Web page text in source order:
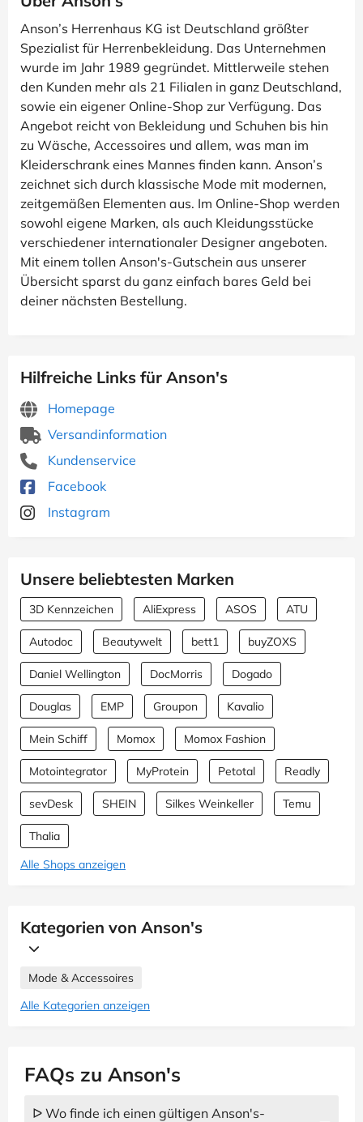
Anson’s Herrenhaus KG ist Deutschland größter
Spezialist für Herrenbekleidung. Das Unternehmen
wurde im Jahr 1989 gegründet. Mittlerweile stehen
den Kunden mehr als 21 Filialen in ganz Deutschland,
sowie ein eigener Online-Shop zur Verfügung. Das
Angebot reicht von Bekleidung und Schuhen bis hin
zu Wäsche, Accessoires und allem, was man im
Kleiderschrank eines Mannes finden kann. Anson’s
zeichnet sich durch klassische Mode mit modernen,
zeitgemäßen Elementen aus. Im Online-Shop werden
sowohl eigene Marken, als auch Kleidungsstücke
verschiedener internationaler Designer angeboten.
Mit einem tollen Anson's-Gutschein aus unserer
Übersicht sparst du ganz einfach bares Geld bei
deiner nächsten Bestellung.
Hilfreiche Links für Anson's
Homepage
Versandinformation
Kundenservice
Facebook
Instagram
Unsere beliebtesten Marken
3D Kennzeichen AliExpress ASOS ATU
Autodoc Beautywelt bett1 buyZOXS
Daniel Wellington DocMorris Dogado
Douglas EMP Groupon Kavalio
Mein Schiff Momox Momox Fashion
Motointegrator MyProtein Petotal Readly
sevDesk SHEIN Silkes Weinkeller Temu
Thalia
Alle Shops anzeigen
Kategorien von Anson's
Mode & Accessoires
Alle Kategorien anzeigen
FAQs zu Anson's
ᐅ Wo finde ich einen gültigen Anson's-